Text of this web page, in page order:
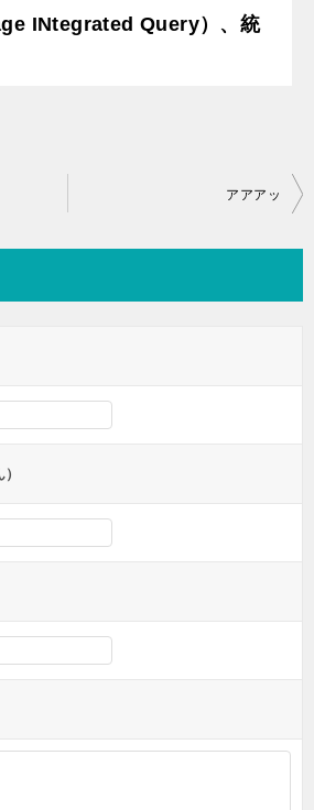
INtegrated Query）、統
アアアッ